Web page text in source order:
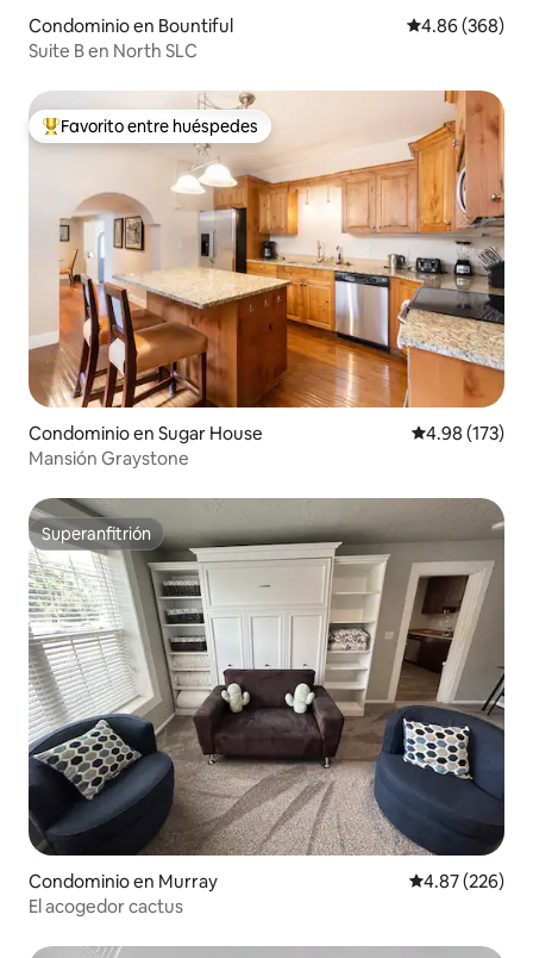
Condominio en Bountiful Calificación
4.86 (368)
Suite B en North SLC
De los mejores en Favorito entre huéspedes
Favorito entre huéspedes
Condominio en Sugar House Calificación
4.98 (173)
Mansión Graystone
Superanfitrión
Superanfitrión
Condominio en Murray Calificación
4.87 (226)
El acogedor cactus